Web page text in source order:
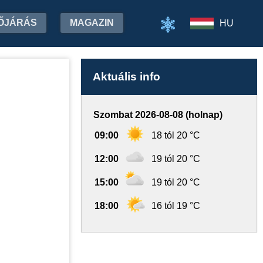
MAGAZIN HU
Aktuális info
Szombat 2026-08-08 (holnap)
09:00 18 tól 20 °C
12:00 19 tól 20 °C
15:00 19 tól 20 °C
18:00 16 tól 19 °C